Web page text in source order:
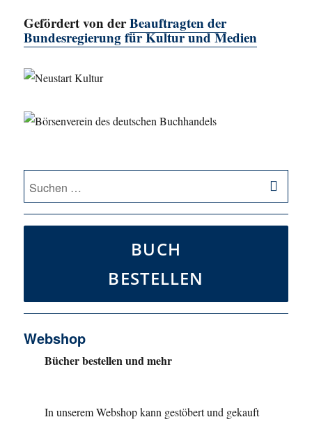
Gefördert von derBeauftragten der
Bundesregierung für Kultur und Medien
Suche
nach:
BUCH
BESTELLEN
Webshop
Bücher bestellen und mehr
In unserem Webshop kann gestöbert und gekauft